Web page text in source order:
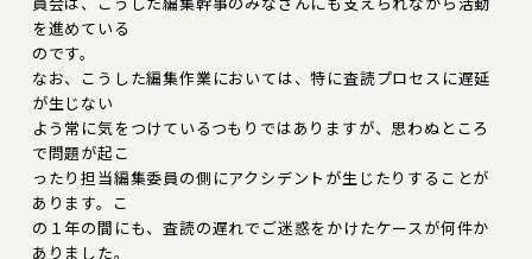
を進めている
のです。
なお、こうした編集作業においては、特に査読プロセスに遅延
が生じない
よう常に気をつけているつもりではありますが、思わぬところ
で問題が起こ
ったり担当編集委員の側にアクシデントが生じたりすることが
あります。こ
の１年の間にも、査読の遅れでご迷惑をかけたケースが何件か
ありました。